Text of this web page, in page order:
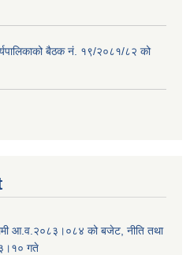
बैठक नं. १९/२०८१/८२ को
आ.व.२०८३।०८४ को बजेट, नीति तथा
गते